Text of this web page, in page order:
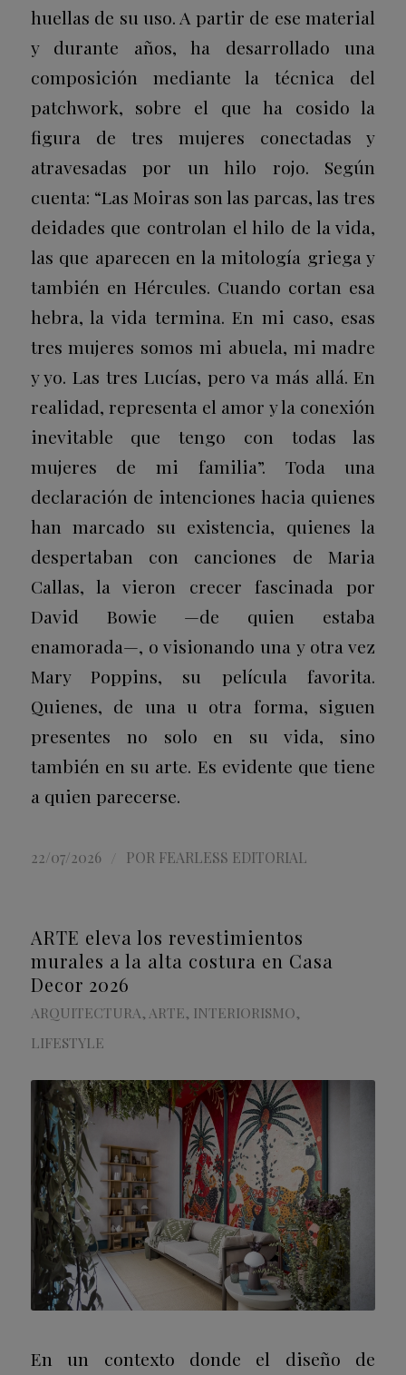
huellas de su uso. A partir de ese material
y durante años, ha desarrollado una
composición mediante la técnica del
patchwork, sobre el que ha cosido la
figura de tres mujeres conectadas y
atravesadas por un hilo rojo. Según
cuenta: “Las Moiras son las parcas, las tres
deidades que controlan el hilo de la vida,
las que aparecen en la mitología griega y
también en Hércules. Cuando cortan esa
hebra, la vida termina. En mi caso, esas
tres mujeres somos mi abuela, mi madre
y yo. Las tres Lucías, pero va más allá. En
realidad, representa el amor y la conexión
inevitable que tengo con todas las
mujeres de mi familia”. Toda una
declaración de intenciones hacia quienes
han marcado su existencia, quienes la
despertaban con canciones de Maria
Callas, la vieron crecer fascinada por
David Bowie —de quien estaba
enamorada—, o visionando una y otra vez
Mary Poppins, su película favorita.
Quienes, de una u otra forma, siguen
presentes no solo en su vida, sino
también en su arte. Es evidente que tiene
a quien parecerse.
22/07/2026 POR FEARLESS EDITORIAL
ARTE eleva los revestimientos
murales a la alta costura en Casa
Decor 2026
ARQUITECTURA,ARTE, INTERIORISMO,
LIFESTYLE
En un contexto donde el diseño de